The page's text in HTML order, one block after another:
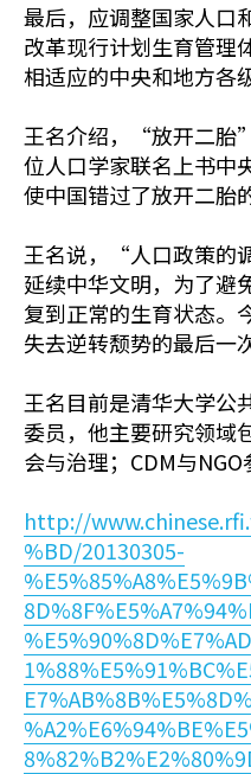
最后，应调整国家人口
改革现行计划生育管理
相适应的中央和地方各
王名介绍，“放开二胎
位人口学家联名上书中
使中国错过了放开二胎
王名说，“人口政策的
延续中华文明，为了避
复到正常的生育状态。
失去逆转颓势的最后一
王名目前是清华大学公
委员，他主要研究领域
会与治理；CDM与NGO
http://
%BD/20130305-